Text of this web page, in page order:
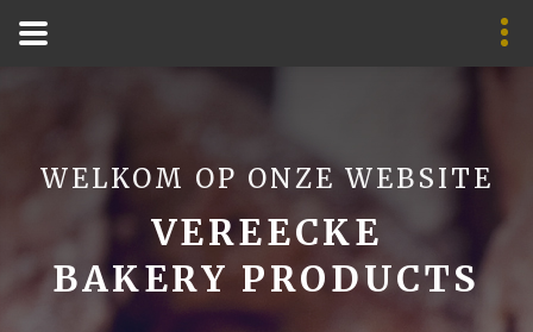
WELKOM OP ONZE WEBSITE
VEREECKE
BAKERY PRODUCTS